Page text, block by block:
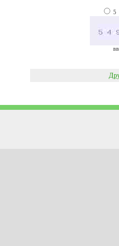
5